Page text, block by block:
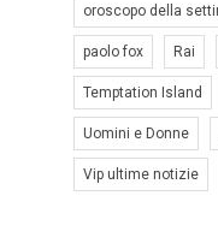
oroscopo della
paolo fox Rai
Temptation Island
Uomini e Donne
Vip ultime notizie